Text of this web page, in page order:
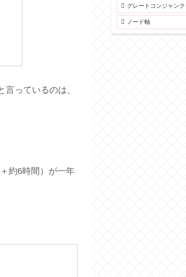
っているのは、
約6時間）が一年
グレートコンジャン
ノード軸